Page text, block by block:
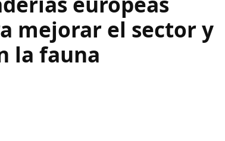
mejorar el sector y
la fauna